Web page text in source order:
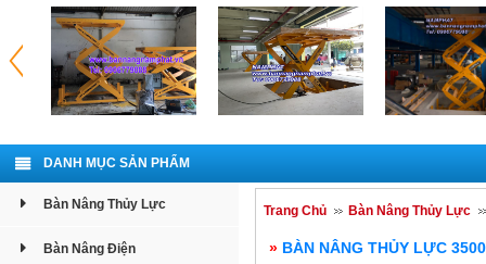
DANH MỤC SẢN PHẨM
Bàn Nâng Thủy Lực
Bàn Nâng Điện
Trang Chủ Bàn Nâng Thủy Lực
» BÀN NÂNG THỦY LỰC